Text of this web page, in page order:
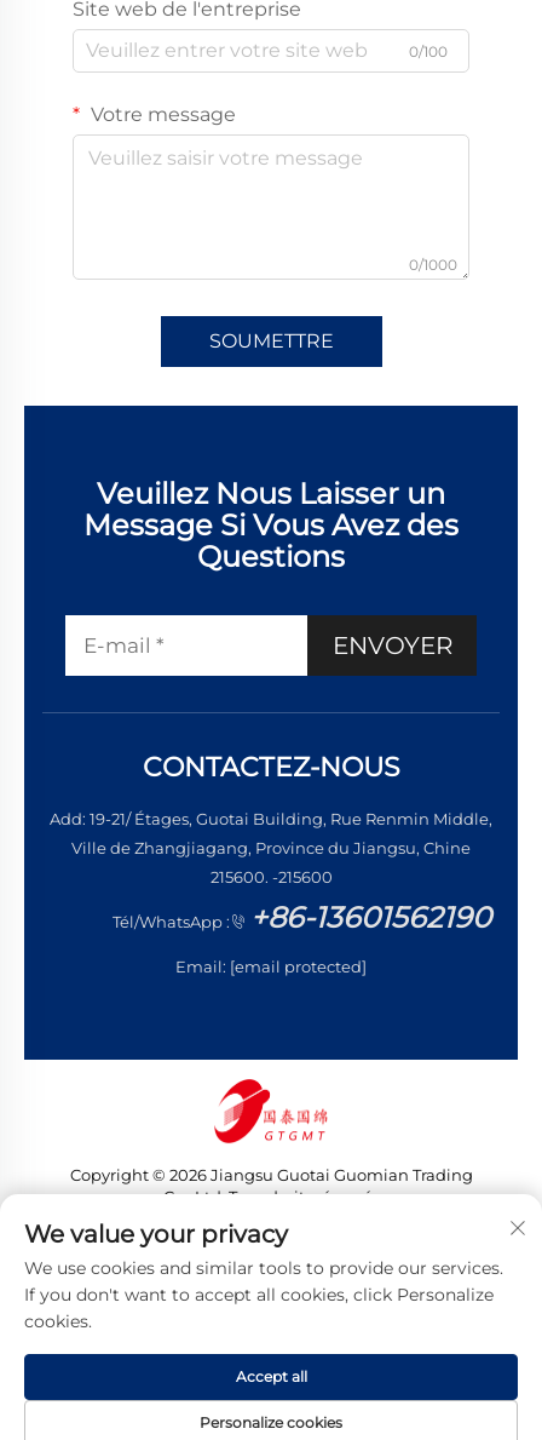
Site web de l'entreprise
0/100
Votre message
0/1000
SOUMETTRE
Veuillez Nous Laisser un
Message Si Vous Avez des
Questions
ENVOYER
CONTACTEZ-NOUS
Add: 19-21/ Étages, Guotai Building, Rue Renmin Middle,
Ville de Zhangjiagang, Province du Jiangsu, Chine
215600. -215600
Tél/WhatsApp : +86-13601562190
Email: [email protected]
Copyright © 2026 Jiangsu Guotai Guomian Trading
Co., Ltd. Tous droits réservés
Politique de confidentialité
We value your privacy
We use cookies and similar tools to provide our services.
If you don't want to accept all cookies, click Personalize
cookies.
Personalize cookies
Accept all